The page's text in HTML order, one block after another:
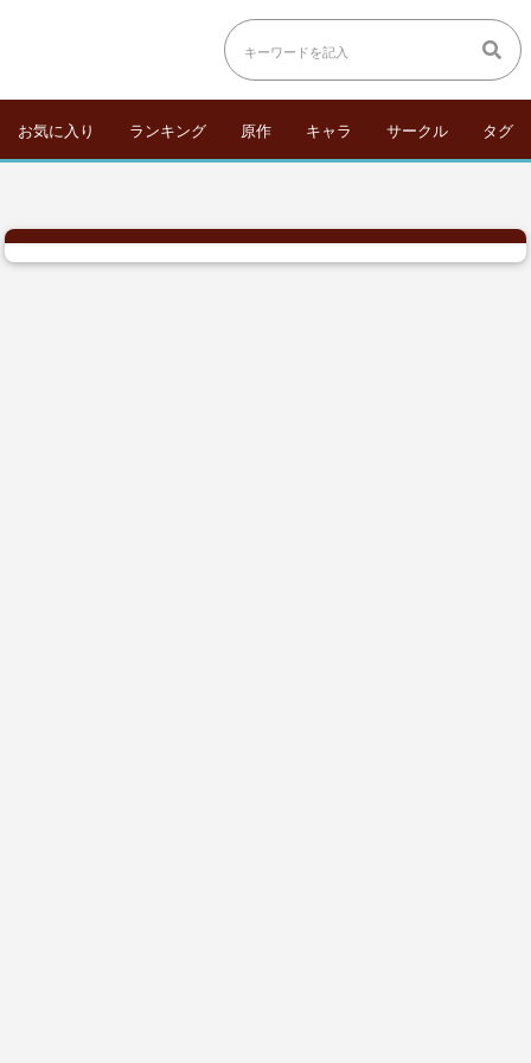
お気に入り ランキング 原作 キャラ サークル タグ